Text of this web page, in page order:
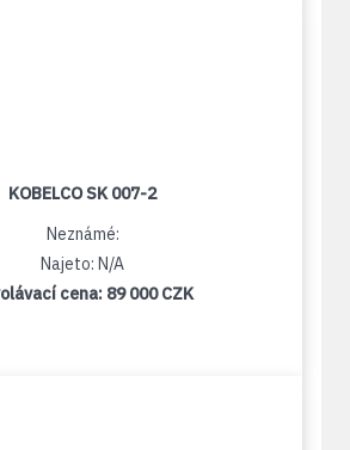
KOBELCO SK 007-2
Neznámé:
Najeto: N/A
cena: 89 000 CZK